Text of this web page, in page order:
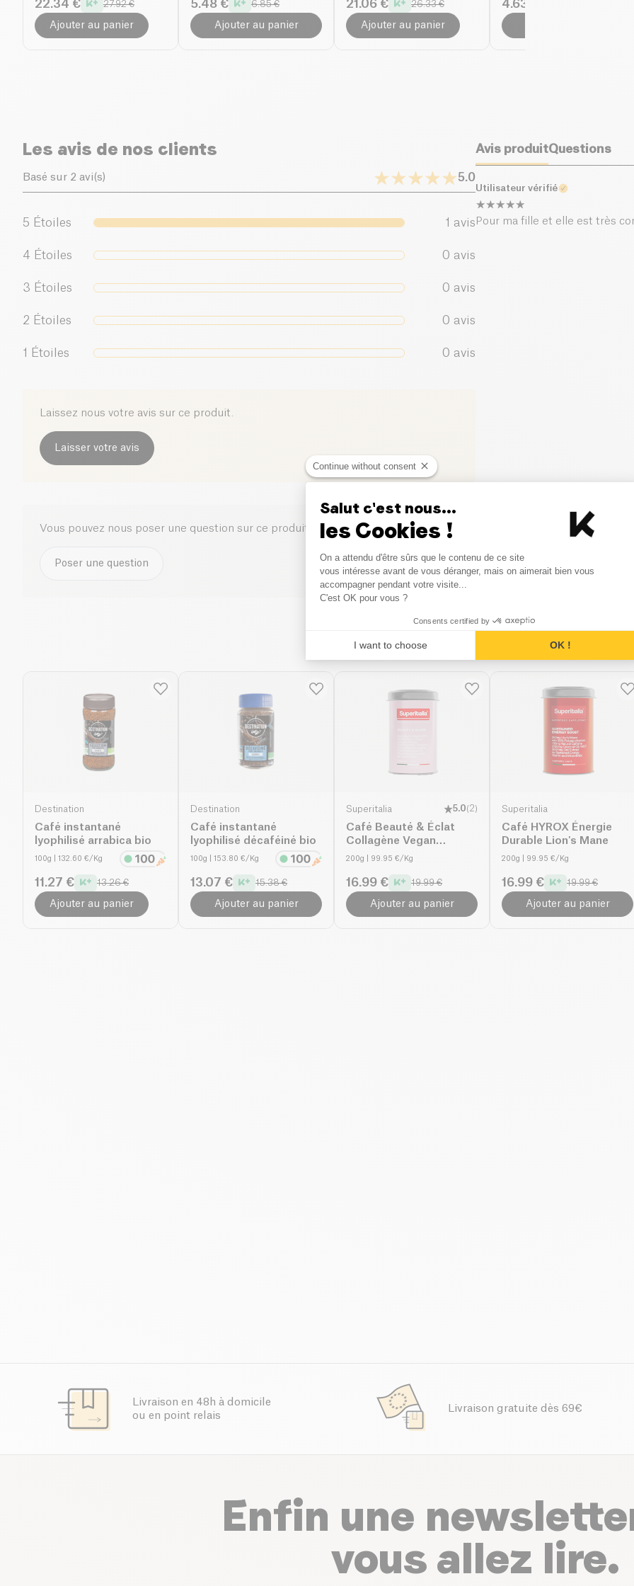
22.34 € 27.92 €
Ajouter au panier
5.48 € 6.85 €
Ajouter au panier
21.06 € 26.33 €
Ajouter au panier
4.63 €
Les avis de nos clients
Basé sur 2 avi(s) 5.0
5 Étoiles 1 avis
4 Étoiles 0 avis
3 Étoiles 0 avis
2 Étoiles 0 avis
1 Étoiles 0 avis
Laissez nous votre avis sur ce produit.
Laisser votre avis
Vous pouvez nous poser une question sur ce produit ici
Poser une question
Avis produitQuestions
Utilisateur vérifié
Pour ma fille et elle est très
Produits similaires
Destination
Café instantané
lyophilisé arrabica bio
100g | 132.60 €/Kg
11.27 € 13.26 €
Ajouter au panier
Destination
Café instantané
lyophilisé décaféiné bio
100g | 153.80 €/Kg
13.07 € 15.38 €
Ajouter au panier
Superitalia 5.0(2)
Café Beauté & Éclat
Collagène Vegan
Instantané
200g | 99.95 €/Kg
16.99 € 19.99 €
Ajouter au panier
Superitalia
Café HYROX Énergie
Durable Lion's Mane
200g | 99.95 €/Kg
16.99 € 19.99 €
Ajouter au panier
Livraison en 48h à domicile
ou en point relais
Livraison gratuite dès 69€
Enfin une
vous allez lire.
Continue without consent
Salut c'est nous...
les Cookies !
Consent Management
On a attendu d'être sûrs que le contenu de ce site
vous intéresse avant de vous déranger, mais on aimerait bien vous
accompagner pendant votre visite...
C'est OK pour vous ?
Consents certified by
I want to choose OK !
Axeptio consent